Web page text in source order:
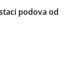
podova od